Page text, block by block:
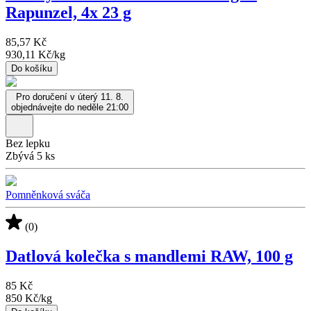
Rapunzel, 4x 23 g
85,57 Kč
930,11 Kč/kg
Do košíku
Pro doručení v úterý 11. 8.
objednávejte do neděle 21:00
Bez lepku
Zbývá 5 ks
Pomněnková sváča
(0)
Datlová kolečka s mandlemi RAW, 100 g
85 Kč
850 Kč/kg